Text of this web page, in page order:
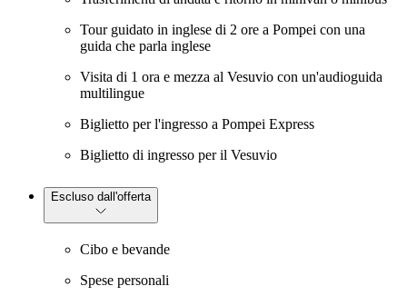
Tour guidato in inglese di 2 ore a Pompei con una
guida che parla inglese
Visita di 1 ora e mezza al Vesuvio con un'audioguida
multilingue
Biglietto per l'ingresso a Pompei Express
Biglietto di ingresso per il Vesuvio
Escluso dall'offerta
Cibo e bevande
Spese personali